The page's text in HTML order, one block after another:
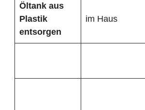
Öltank aus
Plastik
entsorgen
im Haus